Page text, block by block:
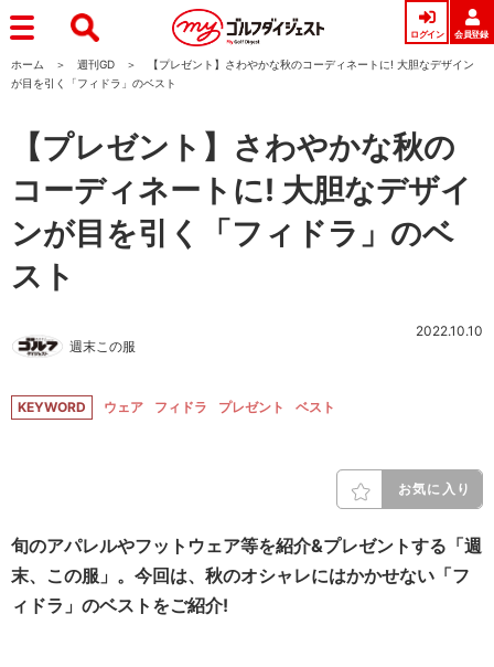
ログイン 会員登録
ホーム 週刊GD
【プレゼント】さわやかな秋のコーディネートに! 大胆なデザイン
が目を引く「フィドラ」のベスト
【プレゼント】さわやかな秋の
コーディネートに! 大胆なデザイ
ンが目を引く「フィドラ」のベ
スト
週末この服
2022.10.10
KEYWORD ウェア フィドラ プレゼント ベスト
お気に入り
旬のアパレルやフットウェア等を紹介&プレゼントする「週
末、この服」。今回は、秋のオシャレにはかかせない「フ
ィドラ」のベストをご紹介!